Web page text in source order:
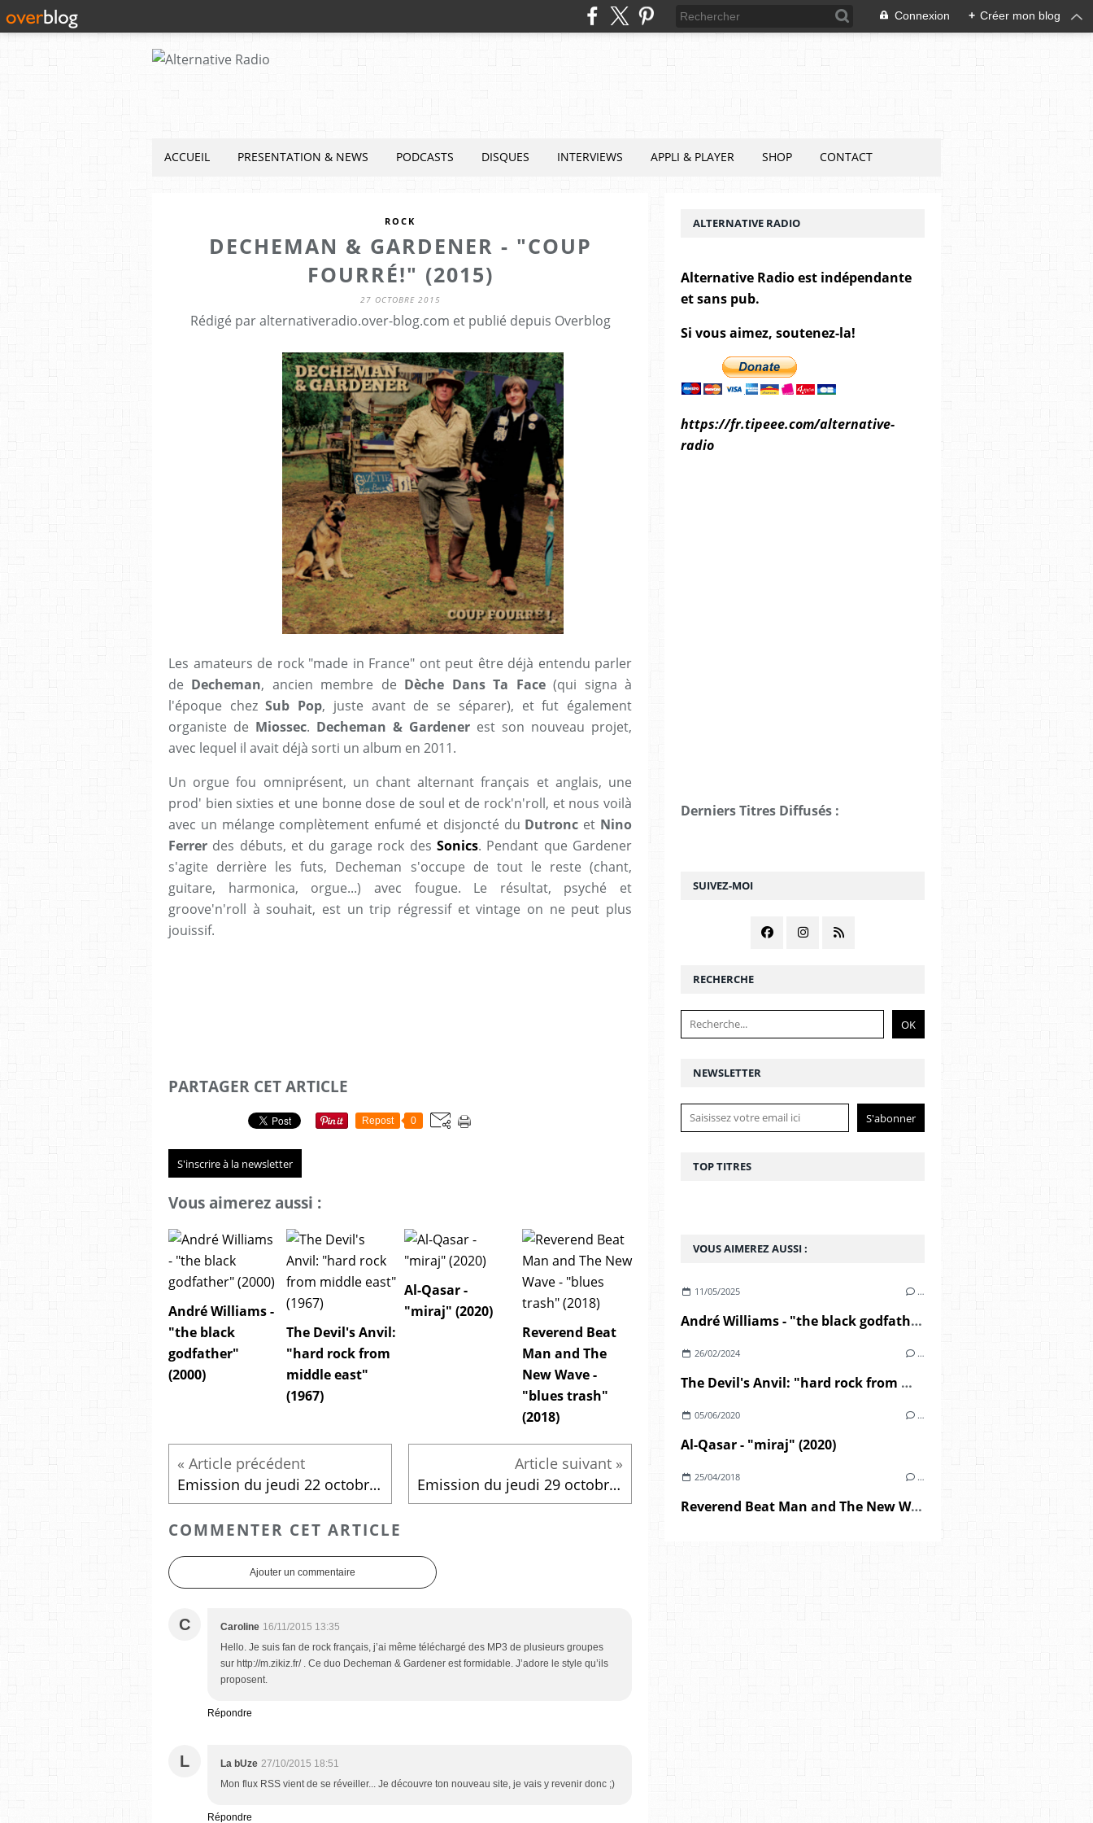
Connexion + Créer mon blog
ACCUEIL PRESENTATION & NEWS PODCASTS DISQUES INTERVIEWS APPLI & PLAYER SHOP CONTACT
ROCK
DECHEMAN & GARDENER - "COUP
FOURRÉ!" (2015)
27 OCTOBRE 2015
Rédigé par alternativeradio.over-blog.com et publié depuis Overblog
Les amateurs de rock "made in France" ont peut être déjà entendu parler
de Decheman, ancien membre de Dèche Dans Ta Face(qui signa à
l'époque chezSub Pop, juste avant de se séparer), et fut également
organiste de Miossec. Decheman & Gardener est son nouveau projet,
avec lequel il avait déjà sorti un album en 2011.
Un orgue fou omniprésent, un chant alternant français et anglais, une
prod' bien sixties et une bonne dose de soul et de rock'n'roll, et nous voilà
avec un mélange complètement enfumé et disjoncté du Dutronc et Nino
Ferrer des débuts, et du garage rock des Sonics. Pendant que Gardener
s'agite derrière les futs, Decheman s'occupe de tout le reste (chant,
guitare, harmonica, orgue...) avec fougue. Le résultat, psyché et
groove'n'roll à souhait, est un trip régressif et vintage on ne peut plus
jouissif.
PARTAGER CET ARTICLE
Repost 0
S'inscrire à la newsletter
Vous aimerez aussi :
André Williams -
"the black
godfather"
(2000)
The Devil's Anvil:
"hard rock from
middle east"
(1967)
Al-Qasar -
"miraj" (2020)
Reverend Beat
Man and The
New Wave -
"blues trash"
(2018)
Emission du jeudi 22 octobre 2015 Emission du jeudi 29 octobre 2015
COMMENTER CET ARTICLE
Ajouter un commentaire
C Caroline 16/11/2015 13:35
Hello. Je suis fan de rock français, j’ai même téléchargé des MP3 de plusieurs groupes
sur http://m.zikiz.fr/ . Ce duo Decheman & Gardener est formidable. J’adore le style qu’ils
proposent.
Répondre
L La bUze 27/10/2015 18:51
Mon flux RSS vient de se réveiller... Je découvre ton nouveau site, je vais y revenir donc ;)
Répondre
NEWSLETTER
SUIVEZ-MOI
RECHERCHE
VOUS AIMEREZ AUSSI :
11/05/2025 …
André Williams - "the black godfather" (2000)
26/02/2024 …
The Devil's Anvil: "hard rock from middle east" (1967)
05/06/2020 …
Al-Qasar - "miraj" (2020)
25/04/2018 …
Reverend Beat Man and The New Wave - "blues trash" (2018)
ALTERNATIVE RADIO
Alternative Radio est indépendante
et sans pub.
Si vous aimez, soutenez-la!
https://fr.tipeee.com/alternative-
radio
Derniers Titres Diffusés :
TOP TITRES